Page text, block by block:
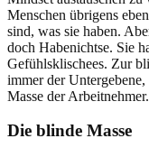
Menschen übrigens
sind, was sie haben.
doch Habenichtse. Sie
Gefühlsklischees. Zur
immer der
Masse der Arbeitnehmer.
Die blinde Masse